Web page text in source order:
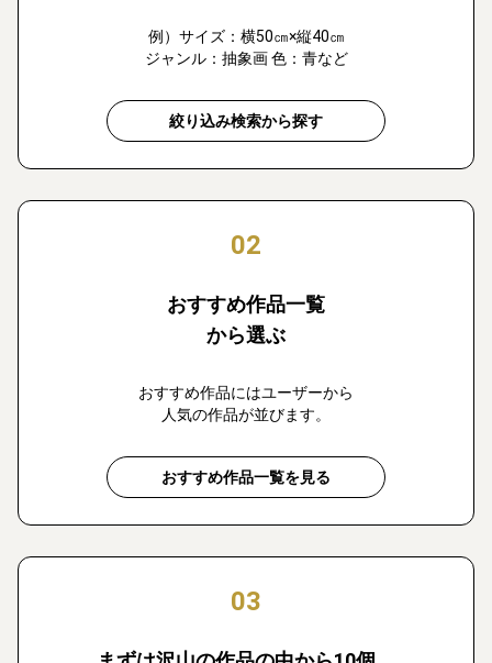
例）サイズ：横50㎝×縦40㎝
ジャンル：抽象画 色：青など
絞り込み検索から探す
02
おすすめ作品一覧
から選ぶ
おすすめ作品にはユーザーから
人気の作品が並びます。
おすすめ作品一覧を見る
03